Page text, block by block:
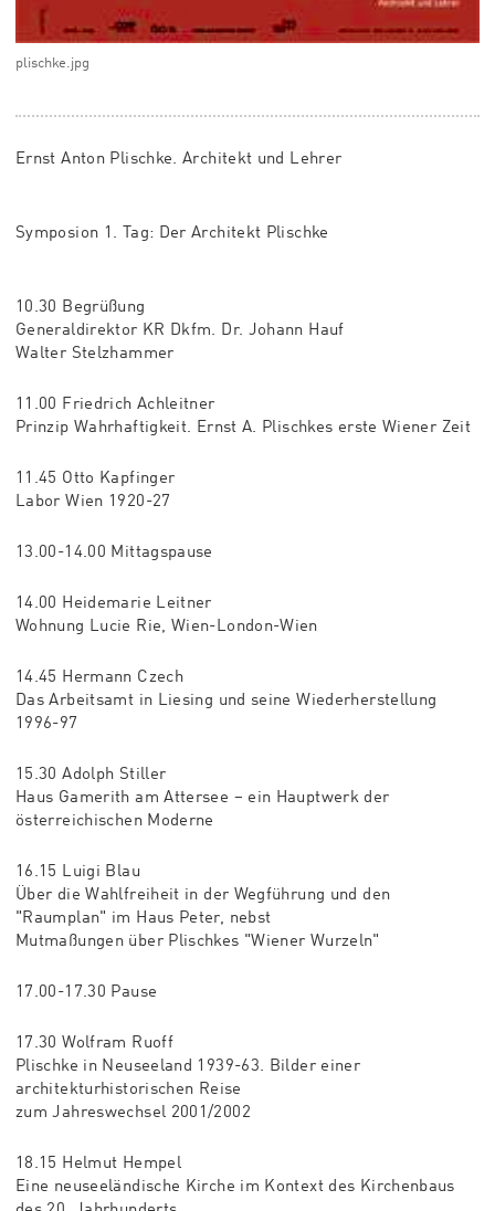
plischke.jpg
Ernst Anton Plischke. Architekt und Lehrer
Symposion 1. Tag: Der Architekt Plischke
10.30 Begrüßung
Generaldirektor KR Dkfm. Dr. Johann Hauf
Walter Stelzhammer
11.00 Friedrich Achleitner
Prinzip Wahrhaftigkeit. Ernst A. Plischkes erste Wiener Zeit
11.45 Otto Kapfinger
Labor Wien 1920-27
13.00-14.00 Mittagspause
14.00 Heidemarie Leitner
Wohnung Lucie Rie, Wien-London-Wien
14.45 Hermann Czech
Das Arbeitsamt in Liesing und seine Wiederherstellung
1996-97
15.30 Adolph Stiller
Haus Gamerith am Attersee – ein Hauptwerk der
österreichischen Moderne
16.15 Luigi Blau
Über die Wahlfreiheit in der Wegführung und den
"Raumplan" im Haus Peter, nebst
Mutmaßungen über Plischkes "Wiener Wurzeln"
17.00-17.30 Pause
17.30 Wolfram Ruoff
Plischke in Neuseeland 1939-63. Bilder einer
architekturhistorischen Reise
zum Jahreswechsel 2001/2002
18.15 Helmut Hempel
Eine neuseeländische Kirche im Kontext des Kirchenbaus